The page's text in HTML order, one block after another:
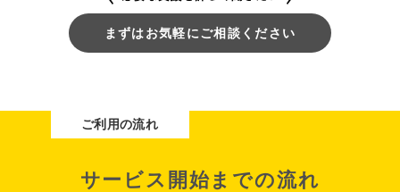
まずはお気軽にご相談ください
ご利用の流れ
サービス開始までの流れ